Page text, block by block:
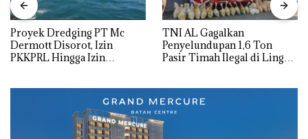
Proyek Dredging PT Mc
Dermott Disorot, Izin
PKKPRL Hingga Izin
TNI AL Gagalkan
Penyelundupan 1,6 Ton
Pasir Timah Ilegal di Lingga,
Diselundupkan ke Malaysia